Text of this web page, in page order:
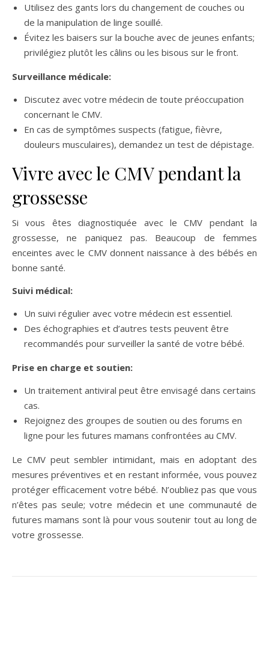
Utilisez des gants lors du changement de couches ou
de la manipulation de linge souillé.
Évitez les baisers sur la bouche avec de jeunes enfants;
privilégiez plutôt les câlins ou les bisous sur le front.
Surveillance médicale:
Discutez avec votre médecin de toute préoccupation
concernant le CMV.
En cas de symptômes suspects (fatigue, fièvre,
douleurs musculaires), demandez un test de dépistage.
Vivre avec le CMV pendant la
grossesse
Si vous êtes diagnostiquée avec le CMV pendant la
grossesse, ne paniquez pas. Beaucoup de femmes
enceintes avec le CMV donnent naissance à des bébés en
bonne santé.
Suivi médical:
Un suivi régulier avec votre médecin est essentiel.
Des échographies et d’autres tests peuvent être
recommandés pour surveiller la santé de votre bébé.
Prise en charge et soutien:
Un traitement antiviral peut être envisagé dans certains
cas.
Rejoignez des groupes de soutien ou des forums en
ligne pour les futures mamans confrontées au CMV.
Le CMV peut sembler intimidant, mais en adoptant des
mesures préventives et en restant informée, vous pouvez
protéger efficacement votre bébé. N’oubliez pas que vous
n’êtes pas seule; votre médecin et une communauté de
futures mamans sont là pour vous soutenir tout au long de
votre grossesse.